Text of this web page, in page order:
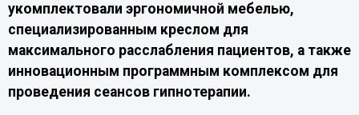
укомплектовали эргономичной мебелью,
специализированным креслом для
максимального расслабления пациентов, а также
инновационным программным комплексом для
проведения сеансов гипнотерапии.